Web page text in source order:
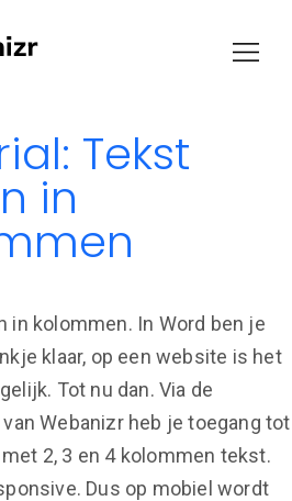
Tekst
in
in kolommen. In Word ben je
klaar, op een website is het
Tot nu dan. Via de
Webanizr heb je toegang tot
2, 3 en 4 kolommen tekst.
Dus op mobiel wordt